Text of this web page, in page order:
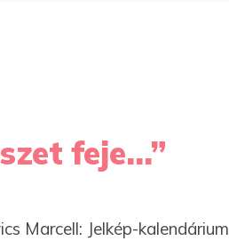
feje…”
Marcell: Jelkép-kalendárium